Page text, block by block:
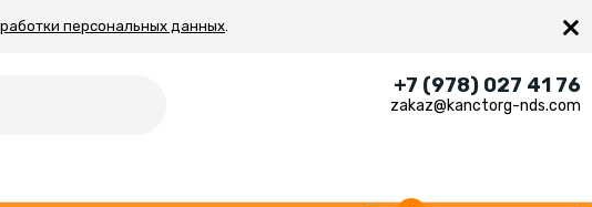
персональных данных. ×
+7 (978) 027 41 76
zakaz@kanctorg-nds.com